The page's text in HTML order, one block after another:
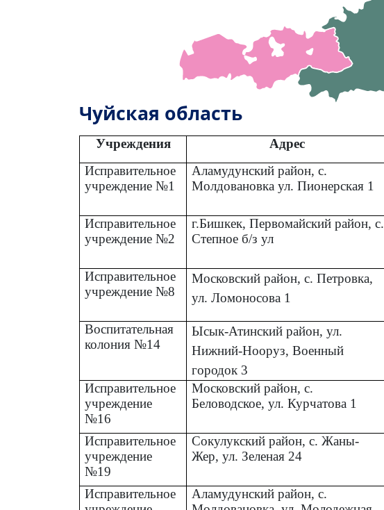
Чуйская область
Учреждения Адрес
Исправительное
учреждение №1
Аламудунский район, с.
Молдовановка ул. Пионерская 1
Исправительное
учреждение №2
г.Бишкек, Первомайский район, с.
Степное б/з ул
Исправительное
учреждение №8
Московский район, с. Петровка,
ул. Ломоносова 1
Воспитательная
колония №14
Ысык-Атинский район, ул.
Нижний-Нооруз, Военный
городок 3
Исправительное
учреждение
№16
Московский район, с.
Беловодское, ул. Курчатова 1
Исправительное
учреждение
№19
Сокулукский район, с. Жаны-
Жер, ул. Зеленая 24
Исправительное
Аламудунский район, с.